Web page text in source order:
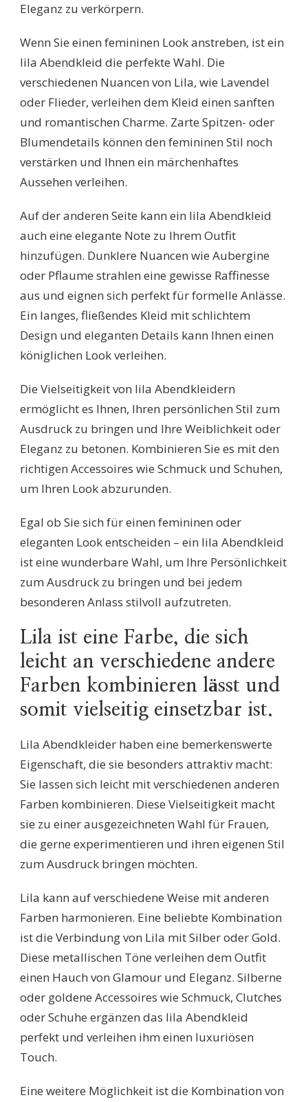
Eleganz zu verkörpern.
Wenn Sie einen femininen Look anstreben, ist ein
lila Abendkleid die perfekte Wahl. Die
verschiedenen Nuancen von Lila, wie Lavendel
oder Flieder, verleihen dem Kleid einen sanften
und romantischen Charme. Zarte Spitzen- oder
Blumendetails können den femininen Stil noch
verstärken und Ihnen ein märchenhaftes
Aussehen verleihen.
Auf der anderen Seite kann ein lila Abendkleid
auch eine elegante Note zu Ihrem Outfit
hinzufügen. Dunklere Nuancen wie Aubergine
oder Pflaume strahlen eine gewisse Raffinesse
aus und eignen sich perfekt für formelle Anlässe.
Ein langes, fließendes Kleid mit schlichtem
Design und eleganten Details kann Ihnen einen
königlichen Look verleihen.
Die Vielseitigkeit von lila Abendkleidern
ermöglicht es Ihnen, Ihren persönlichen Stil zum
Ausdruck zu bringen und Ihre Weiblichkeit oder
Eleganz zu betonen. Kombinieren Sie es mit den
richtigen Accessoires wie Schmuck und Schuhen,
um Ihren Look abzurunden.
Egal ob Sie sich für einen femininen oder
eleganten Look entscheiden – ein lila Abendkleid
ist eine wunderbare Wahl, um Ihre Persönlichkeit
zum Ausdruck zu bringen und bei jedem
besonderen Anlass stilvoll aufzutreten.
Lila ist eine Farbe, die sich
leicht an verschiedene andere
Farben kombinieren lässt und
somit vielseitig einsetzbar ist.
Lila Abendkleider haben eine bemerkenswerte
Eigenschaft, die sie besonders attraktiv macht:
Sie lassen sich leicht mit verschiedenen anderen
Farben kombinieren. Diese Vielseitigkeit macht
sie zu einer ausgezeichneten Wahl für Frauen,
die gerne experimentieren und ihren eigenen Stil
zum Ausdruck bringen möchten.
Lila kann auf verschiedene Weise mit anderen
Farben harmonieren. Eine beliebte Kombination
ist die Verbindung von Lila mit Silber oder Gold.
Diese metallischen Töne verleihen dem Outfit
einen Hauch von Glamour und Eleganz. Silberne
oder goldene Accessoires wie Schmuck, Clutches
oder Schuhe ergänzen das lila Abendkleid
perfekt und verleihen ihm einen luxuriösen
Touch.
Eine weitere Möglichkeit ist die Kombination von